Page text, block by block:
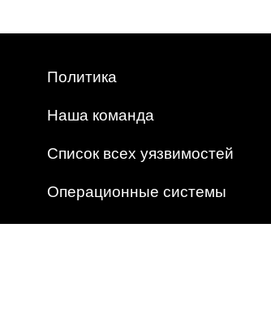
Политика
Наша команда
Список всех уязвимостей
Операционные системы